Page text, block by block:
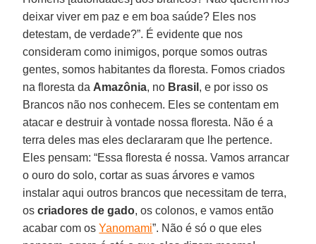
deixar viver em paz e em boa saúde? Eles nos
detestam, de verdade?”. É evidente que nos
consideram como inimigos, porque somos outras
gentes, somos habitantes da floresta. Fomos criados
na floresta da Amazônia, no Brasil , e por isso os
Brancos não nos conhecem. Eles se contentam em
atacar e destruir à vontade nossa floresta. Não é a
terra deles mas eles declararam que lhe pertence.
Eles pensam: “Essa floresta é nossa. Vamos arrancar
o ouro do solo, cortar as suas árvores e vamos
instalar aqui outros brancos que necessitam de terra,
oscriadores de gado, os colonos, e vamos então
acabar com osYanomami”. Não é só o que eles